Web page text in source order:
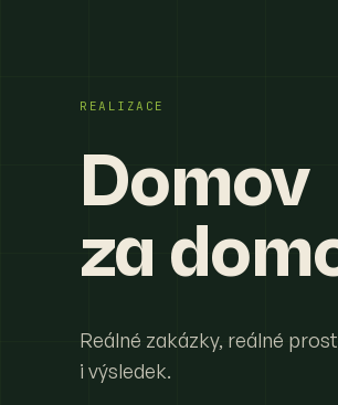
REALIZACE
Domov
za
Reálné zakázky, reálné
i výsledek.